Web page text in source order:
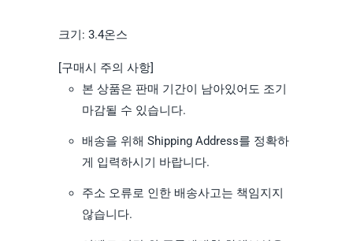
크기: 3.4온스
[구매시 주의 사항]
본 상품은 판매 기간이 남아있어도 조기
마감될 수 있습니다.
배송을 위해 Shipping Address를 정확하
게 입력하시기 바랍니다.
주소 오류로 인한 배송사고는 책임지지
않습니다.